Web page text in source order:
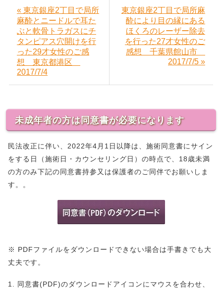
« 東京銀座2丁目で局所
麻酔とニードルで耳た
ぶと軟骨トラガスにチ
タンピアス穴開けを行
った29才女性のご感
想 東京都港区
2017/7/4
東京銀座2丁目で局所麻
酔により目の縁にある
ほくろのレーザー除去
を行った27才女性のご
感想 千葉県館山市
2017/7/5 »
未成年者の方は同意書が必要になります
民法改正に伴い、2022年4月1日以降は、施術同意書にサイン
をする日（施術日・カウンセリング日）の時点で、18歳未満
の方のみ下記の同意書持参又は保護者のご同伴でお願いしま
す。。
※ PDFファイルをダウンロードできない場合は手書きでも大
丈夫です。
1. 同意書(PDF)のダウンロードアイコンにマウスを合わせ、